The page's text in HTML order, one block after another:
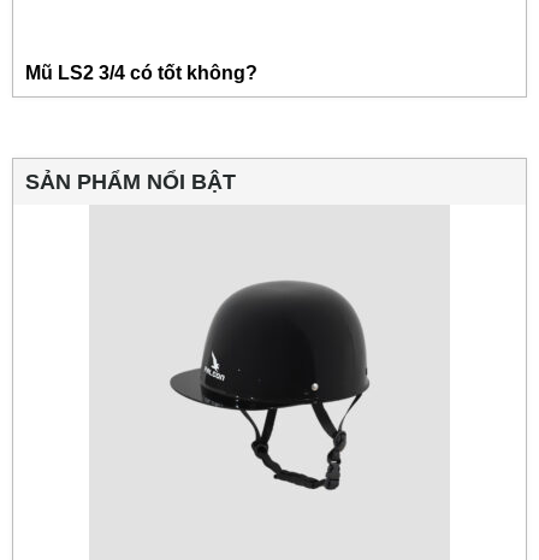
Mũ LS2 3/4 có tốt không?
SẢN PHẨM NỔI BẬT